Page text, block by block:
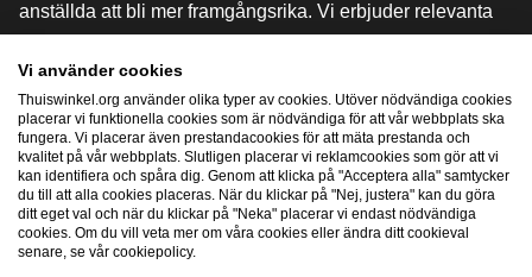
anställda att bli mer framgångsrika. Vi erbjuder relevanta
Thuiswinkel-recensioner, rättsliga medel och rådgivning,
stöd, marknadsundersökningar och vi har en egen
utbildningsplattform, Thuiswinkel e-Academy.
Navigera snabbt
Vi använder cookies
Thuiswinkel.org använder olika typer av cookies. Utöver nödvändiga cookies
placerar vi funktionella cookies som är nödvändiga för att vår webbplats ska
fungera. Vi placerar även prestandacookies för att mäta prestanda och
kvalitet på vår webbplats. Slutligen placerar vi reklamcookies som gör att vi
kan identifiera och spåra dig. Genom att klicka på "Acceptera alla" samtycker
du till att alla cookies placeras. När du klickar på "Nej, justera" kan du göra
ditt eget val och när du klickar på "Neka" placerar vi endast nödvändiga
cookies. Om du vill veta mer om våra cookies eller ändra ditt cookieval
senare, se vår cookiepolicy.